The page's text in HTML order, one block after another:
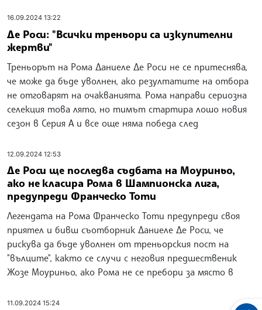
16.09.2024 13:22
Де Роси: "Всички треньори са изкупителни
жертви"
Треньорът на Рома Даниеле Де Роси не се притеснява,
че може да бъде уволнен, ако резултатите на отбора
не отговарят на очакванията. Рома направи сериозна
селекция това лято, но тимът стартира лошо новия
сезон в Серия А и все още няма победа след
12.09.2024 12:53
Де Роси ще последва съдбата на Моуриньо,
ако не класира Рома в Шампионска лига,
предупреди Франческо Тоти
Легендата на Рома Франческо Тоти предупреди своя
приятел и бивш съотборник Даниеле Де Роси, че
рискува да бъде уволнен от треньорския пост на
"вълците", както се случи с неговия предшественик
Жозе Моуриньо, ако Рома не се пребори за място в
11.09.2024 15:24